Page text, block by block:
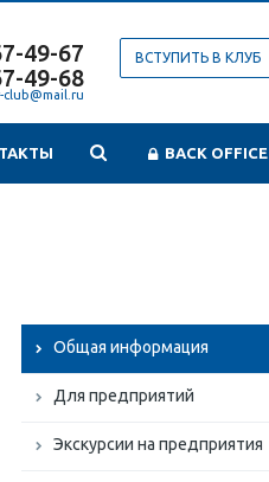
ВСТУПИТЬ В КЛУБ
49-67
49-68
BACK OFFICE
Общая информация
Для предприятий
Экскурсии на предприятия